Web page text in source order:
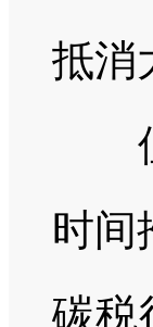
抵消
但
时间
碳税